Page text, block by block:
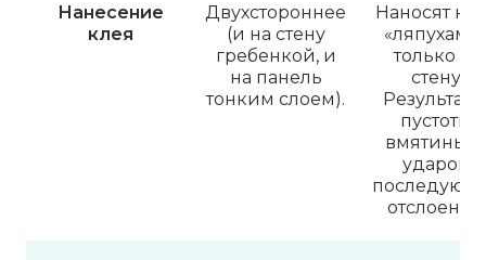
Нанесение
клея
Двухстороннее
(и на стену
гребенкой, и
на панель
тонким слоем).
Наносят
только на
стену.
Результат
пустоты,
вмятины
ударов,
отслоение.